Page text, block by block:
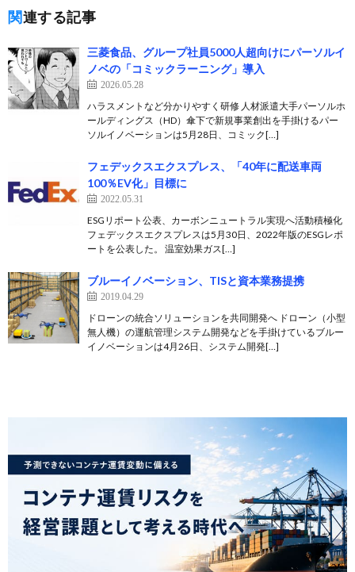
関連する記事
三菱食品、グループ社員5000人超向けにパーソルイ
ノベの「コミックラーニング」導入
2026.05.28
ハラスメントなど分かりやすく研修 人材派遣大手パーソルホ
ールディングス（HD）傘下で新規事業創出を手掛けるパー
ソルイノベーションは5月28日、コミック[…]
フェデックスエクスプレス、「40年に配送車両
100％EV化」目標に
2022.05.31
ESGリポート公表、カーボンニュートラル実現へ活動積極化
フェデックスエクスプレスは5月30日、2022年版のESGレポ
ートを公表した。 温室効果ガス[…]
ブルーイノベーション、TISと資本業務提携
2019.04.29
ドローンの統合ソリューションを共同開発へ ドローン（小型
無人機）の運航管理システム開発などを手掛けているブルー
イノベーションは4月26日、システム開発[…]